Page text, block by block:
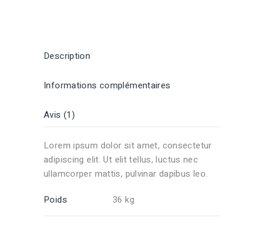
Description
Informations complémentaires
Avis (1)
Lorem ipsum dolor sit amet, consectetur
adipiscing elit. Ut elit tellus, luctus nec
ullamcorper mattis, pulvinar dapibus leo.
Poids
36 kg